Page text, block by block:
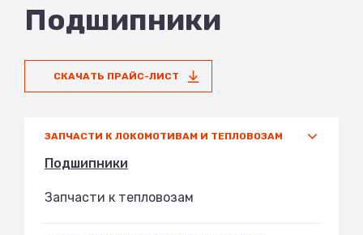
Подшипники
СКАЧАТЬ ПРАЙС-ЛИСТ
ЗАПЧАСТИ К ЛОКОМОТИВАМ И ТЕПЛОВОЗАМ
Подшипники
Запчасти к тепловозам